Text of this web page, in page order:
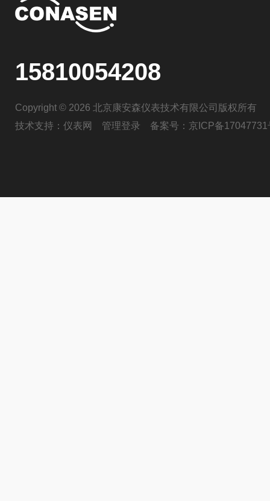
15810054208
Copyright © 2026 北京康安森仪表技术有限公司版权所有
技术支持： 仪表网 管理登录 备案号： 京ICP备17047731